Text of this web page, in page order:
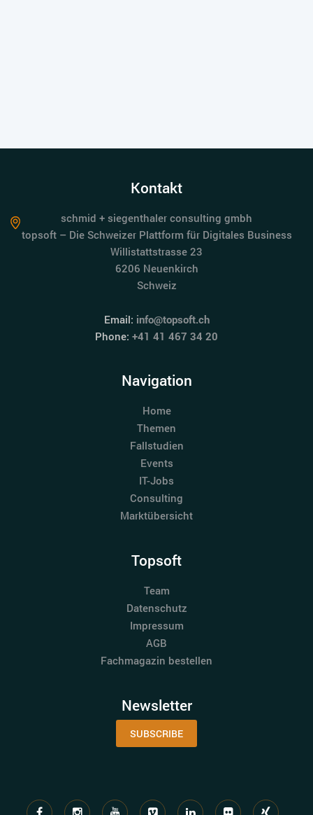
Kontakt
schmid + siegenthaler consulting gmbh
topsoft – Die Schweizer Plattform für Digitales Business
Willistattstrasse 23
6206 Neuenkirch
Schweiz
Email: info@topsoft.ch
Phone: +41 41 467 34 20
Navigation
Home
Themen
Fallstudien
Events
IT-Jobs
Consulting
Marktübersicht
Topsoft
Team
Datenschutz
Impressum
AGB
Fachmagazin bestellen
Newsletter
SUBSCRIBE